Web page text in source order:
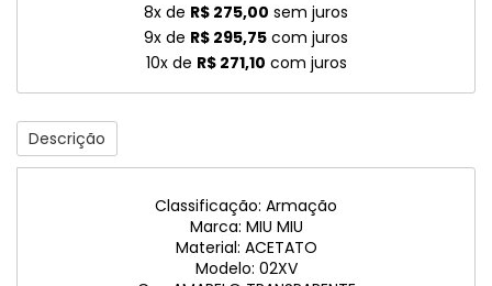
8x de R$ 275,00 sem juros
9x de R$ 295,75 com juros
10x de R$ 271,10 com juros
Descrição
Classificação: Armação
Marca: MIU MIU
Material: ACETATO
Modelo: 02XV